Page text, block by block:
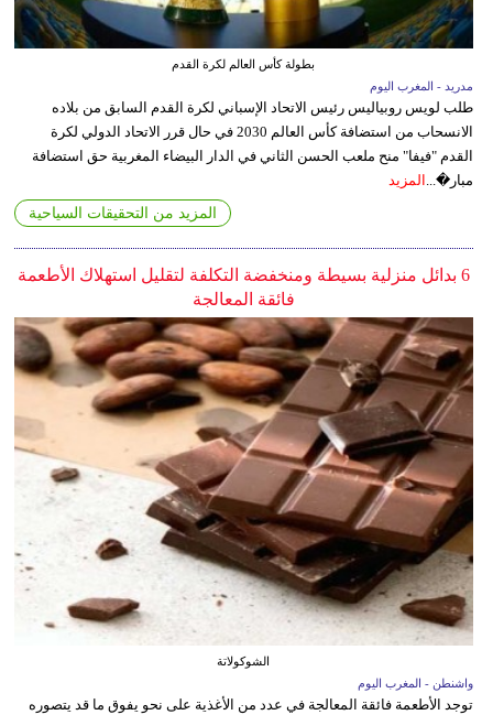
بطولة كأس العالم لكرة القدم
مدريد - المغرب اليوم
طلب لويس روبياليس رئيس الاتحاد الإسباني لكرة القدم السابق من بلاده
الانسحاب من استضافة كأس العالم 2030 في حال قرر الاتحاد الدولي لكرة
القدم "فيفا" منح ملعب الحسن الثاني في الدار البيضاء المغربية حق استضافة
مبار�... المزيد
المزيد من التحقيقات السياحية
6 بدائل منزلية بسيطة ومنخفضة التكلفة لتقليل استهلاك الأطعمة
فائقة المعالجة
الشوكولاتة
واشنطن - المغرب اليوم
توجد الأطعمة فائقة المعالجة في عدد من الأغذية على نحو يفوق ما قد يتصوره